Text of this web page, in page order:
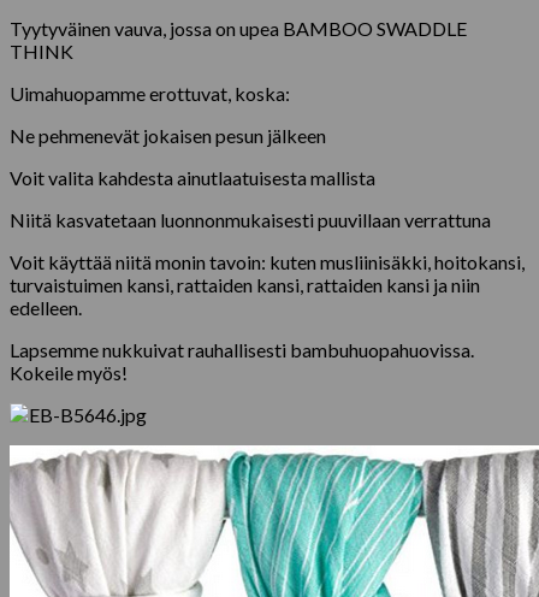
Tyytyväinen vauva, jossa on upea BAMBOO SWADDLE
THINK
Uimahuopamme erottuvat, koska:
Ne pehmenevät jokaisen pesun jälkeen
Voit valita kahdesta ainutlaatuisesta mallista
Niitä kasvatetaan luonnonmukaisesti puuvillaan verrattuna
Voit käyttää niitä monin tavoin: kuten musliinisäkki, hoitokansi,
turvaistuimen kansi, rattaiden kansi, rattaiden kansi ja niin
edelleen.
Lapsemme nukkuivat rauhallisesti bambuhuopahuovissa.
Kokeile myös!